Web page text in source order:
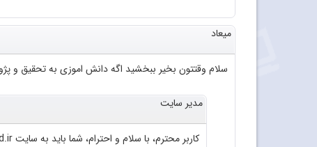
میعاد
سلام وقتتون بخیر ببخشید اگه دانش اموزی به تحقیق و
مدیر سایت
کاربر محترم، با سلام و احترام، شما باید به سایت roshd.ir مراجعه فرمایید.